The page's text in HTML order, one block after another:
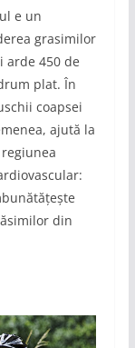
e un
grasimilor
arde 450 de
plat. În
coapsei
ajută la
din